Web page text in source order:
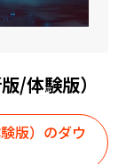
/体験版）
版）のダウ